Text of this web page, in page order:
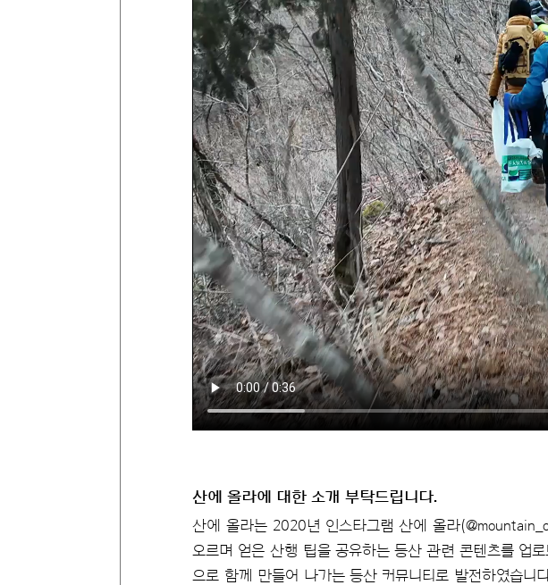
산에 올라에 대한 소개 부탁드립니다.
산에 올라는 2020년 인스타그램 산에 올라
오르며 얻은 산행 팁을 공유하는 등산 관련 콘텐츠를 업
으로 함께 만들어 나가는 등산 커뮤니티로 발전하였습